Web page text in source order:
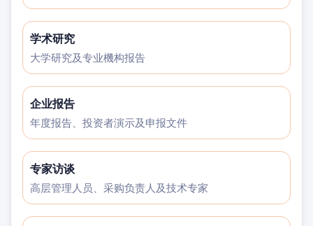
学术研究
大学研究及专业機构报告
企业报告
年度报告、投资者演示及申报文件
专家访谈
高层管理人员、采购负责人及技术专家